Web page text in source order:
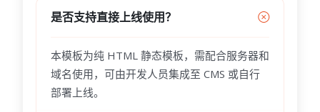
是否支持直接上线使用？
本模板为纯 HTML 静态模板，需配合服务器和
域名使用，可由开发人员集成至 CMS 或自行
部署上线。